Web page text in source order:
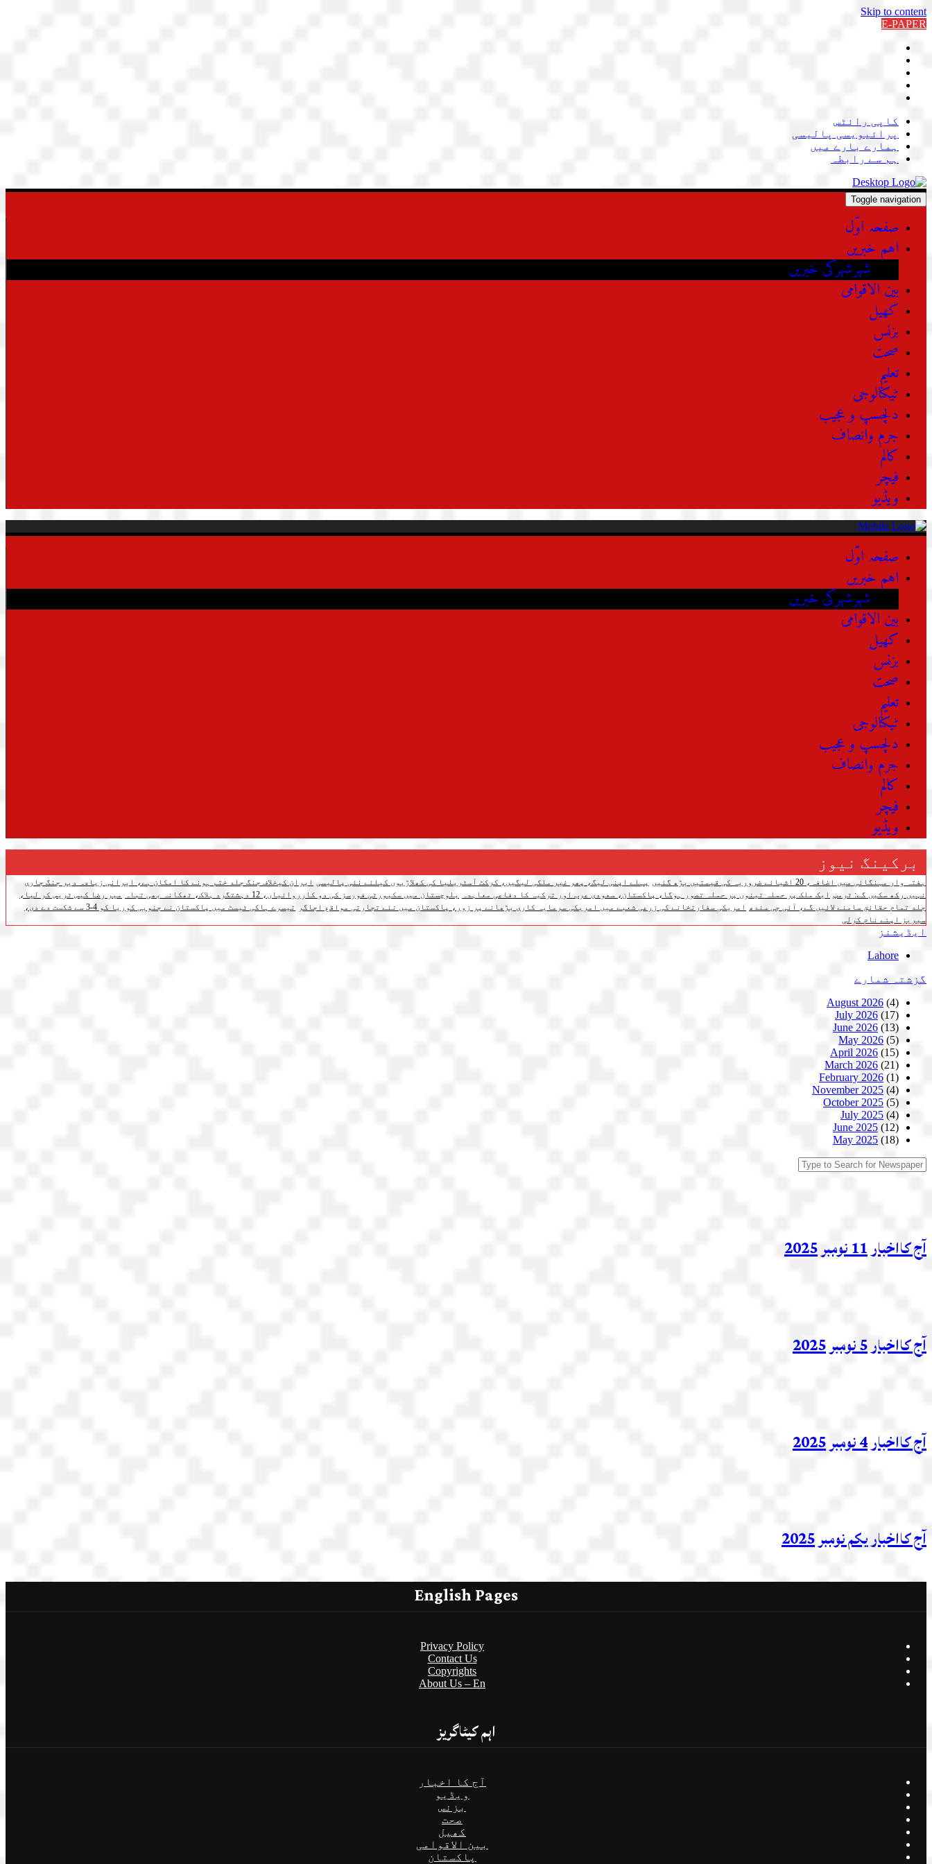
Skip to content
E-PAPER
کاپی رائٹس
پرائیویسی پالیسی
ہمارے بارے میں
ہم سے رابطہ
Toggle navigation
صفحہ اوّل
اہم خبریں
شہرشہرکی خبریں
بین الاقوامی
کھیل
بزنس
صحت
تعلیم
ٹیکنالوجی
دلچسپ و عجیب
جرم وانصاف
کالم
فیچر
ویڈیو
صفحہ اوّل
اہم خبریں
شہرشہرکی خبریں
بین الاقوامی
کھیل
بزنس
صحت
تعلیم
ٹیکنالوجی
دلچسپ و عجیب
جرم وانصاف
کالم
فیچر
ویڈیو
برکینگ نیوز
ہفتہ وار مہنگائی میں اضافہ، 20 اشیائے ضروریہ کی قیمتیں بڑھ گئیں پہلے اپنی لیگ، پھر غیر ملکی لیگیں، کرکٹ آسٹریلیا کی کھلاڑیوں کیلئے نئی پالیسی ایران کیخلاف جنگ جلد ختم ہونے کا امکان ہے، ایرانی زیادہ دیر جنگ جاری
نہیں رکھ سکیں گے: ٹرمپ ایک ملک پر حملہ تینوں پر حملہ تصور ہوگا، پاکستان، سعودی عرب اور ترکیہ کا دفاعی معاہدہ بلوچستان میں سکیورٹی فورسز کی دو کارروائیاں، 12 دہشتگرد ہلاک، ٹھکانہ بھی تباہ
میر رضا کیس ٹریس کر لیا،
جلد تمام حقائق سامنے لائیں گے، آئی جی سندھ امریکی سفارتخانے کی زرعی شعبے میں امریکی سرمایہ کاری بڑھانے پر زور، پاکستان میں نئے تجارتی مواقع اجاگر
تیسرے ہاکی ٹیسٹ میں پاکستان نے جنوبی کوریا کو 4-3 سے شکست دے دی،
سیریز اپنے نام کرلی
ایڈیشنز
Lahore
گزشتہ شمارے
August 2026 (4)
July 2026 (17)
June 2026 (13)
May 2026 (5)
April 2026 (15)
March 2026 (21)
February 2026 (1)
November 2025 (4)
October 2025 (5)
July 2025 (4)
June 2025 (12)
May 2025 (18)
آج کااخبار 11 نومبر 2025
آج کااخبار 5 نومبر 2025
آج کااخبار 4 نومبر 2025
آج کااخبار یکم نومبر 2025
English Pages
Privacy Policy
Contact Us
Copyrights
About Us – En
اہم کیٹاگریز
آج کا اخبار
ویڈیو
بزنس
صحت
کھیل
بین الاقوامی
پاکستان